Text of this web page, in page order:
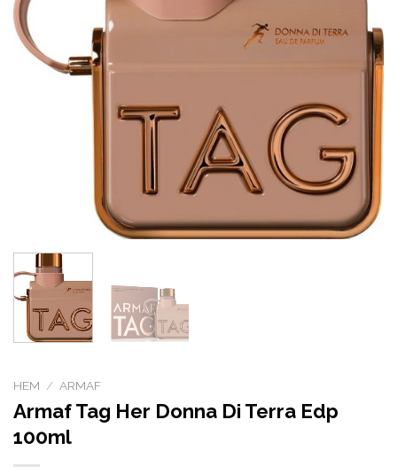
HEM / ARMAF
Armaf Tag Her Donna Di Terra Edp
100ml